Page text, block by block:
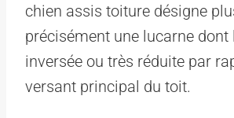
chien assis toiture désigne
précisément une lucarne dont
inversée ou très réduite par
versant principal du toit.